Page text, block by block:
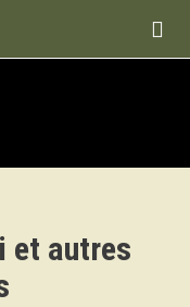

et autres